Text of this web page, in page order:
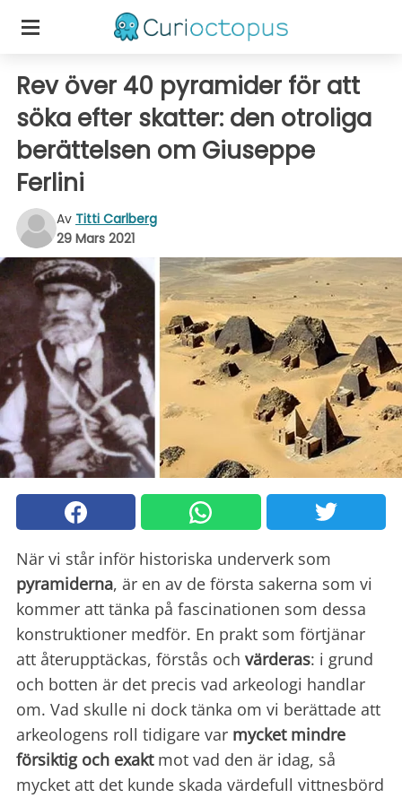
Rev över 40 pyramider för att
söka efter skatter: den otroliga
berättelsen om Giuseppe
Ferlini
Av Titti Carlberg
29 Mars 2021
När vi står inför historiska underverk som
pyramiderna, är en av de första sakerna som vi
kommer att tänka på fascinationen som dessa
konstruktioner medför. En prakt som förtjänar
att återupptäckas, förstås och värderas: i grund
och botten är det precis vad arkeologi handlar
om. Vad skulle ni dock tänka om vi berättade att
arkeologens roll tidigare var mycket mindre
försiktig och exaktmot vad den är idag, så
mycket att det kunde skada värdefull vittnesbörd